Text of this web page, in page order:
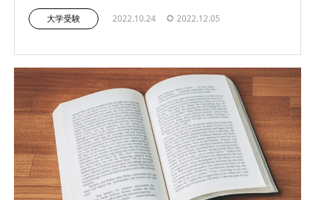
大学受験 2022.10.24 2022.12.05